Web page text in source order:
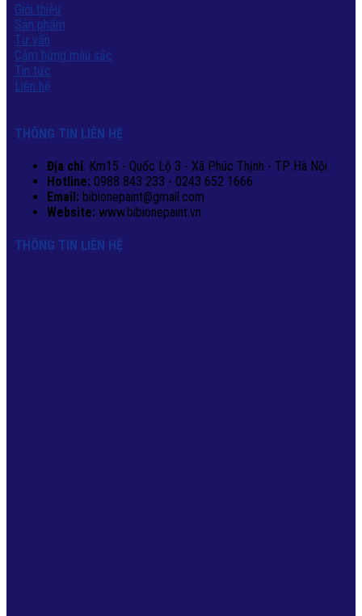
Giới thiệu
Sản phẩm
Tư vấn
Cảm hứng màu sắc
Tin tức
Liên hệ
THÔNG TIN LIÊN HỆ
Địa chỉ: Km15 - Quốc Lộ 3 - Xã Phúc Thịnh - TP. Hà Nội
Hotline: 0988 843 233 - 0243 652 1666
Email: bibionepaint@gmail.com
Website: www.bibionepaint.vn
THÔNG TIN LIÊN HỆ